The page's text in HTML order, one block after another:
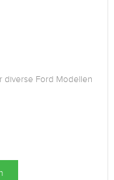
diverse Ford Modellen